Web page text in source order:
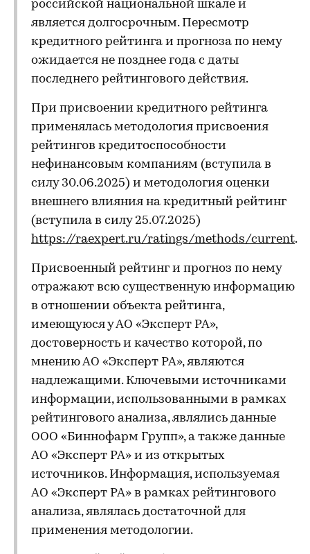
российской национальной шкале и
является долгосрочным. Пересмотр
кредитного рейтинга и прогноза по нему
ожидается не позднее года с даты
последнего рейтингового действия.
При присвоении кредитного рейтинга
применялась методология присвоения
рейтингов кредитоспособности
нефинансовым компаниям (вступила в
силу 30.06.2025) и методология оценки
внешнего влияния на кредитный рейтинг
(вступила в силу 25.07.2025)
https://raexpert.ru/ratings/methods/current.
Присвоенный рейтинг и прогноз по нему
отражают всю существенную информацию
в отношении объекта рейтинга,
имеющуюся у АО «Эксперт РА»,
достоверность и качество которой, по
мнению АО «Эксперт РА», являются
надлежащими. Ключевыми источниками
информации, использованными в рамках
рейтингового анализа, являлись данные
ООО «Биннофарм Групп», а также данные
АО «Эксперт РА» и из открытых
источников. Информация, используемая
АО «Эксперт РА» в рамках рейтингового
анализа, являлась достаточной для
применения методологии.